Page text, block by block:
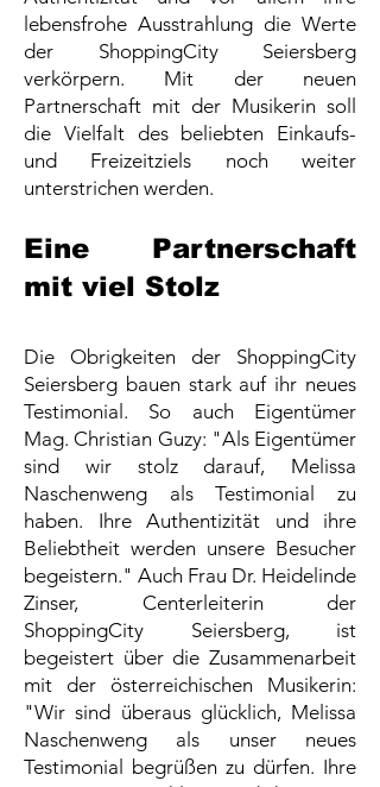
lebensfrohe Ausstrahlung die Werte
der ShoppingCity Seiersberg
verkörpern. Mit der neuen
Partnerschaft mit der Musikerin soll
die Vielfalt des beliebten Einkaufs-
und Freizeitziels noch weiter
unterstrichen werden.
Eine Partnerschaft
mit viel Stolz
Die Obrigkeiten der ShoppingCity
Seiersberg bauen stark auf ihr neues
Testimonial. So auch Eigentümer
Mag. Christian Guzy: "Als Eigentümer
sind wir stolz darauf, Melissa
Naschenweng als Testimonial zu
haben. Ihre Authentizität und ihre
Beliebtheit werden unsere Besucher
begeistern." Auch Frau Dr. Heidelinde
Zinser, Centerleiterin der
ShoppingCity Seiersberg, ist
begeistert über die Zusammenarbeit
mit der österreichischen Musikerin:
"Wir sind überaus glücklich, Melissa
Naschenweng als unser neues
Testimonial begrüßen zu dürfen. Ihre